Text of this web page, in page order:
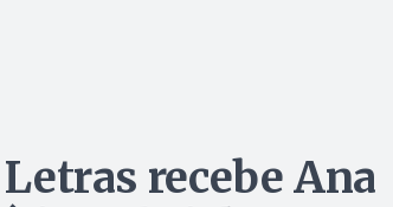
recebe Ana